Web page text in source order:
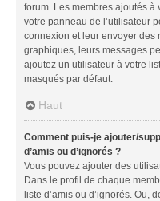
forum. Les membres ajoutés à
votre panneau de l’utilisateur
connexion et leur envoyer des
graphiques, leurs messages
ajoutez un utilisateur à votre
masqués par défaut.
Haut
Comment puis-je ajouter/
d’amis ou d’ignorés ?
Vous pouvez ajouter des
Dans le profil de chaque
liste d’amis ou d’ignorés. Ou,